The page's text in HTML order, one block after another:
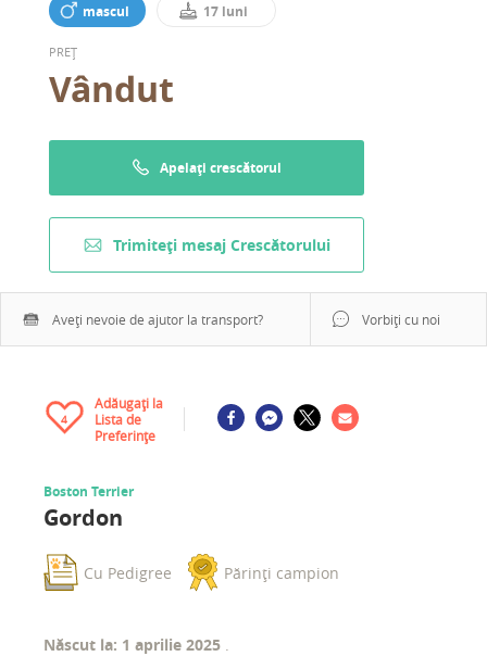
mascul 17 luni
PREȚ
Vândut
Apelați crescătorul
Trimiteți mesaj Crescătorului
Aveți nevoie de ajutor la transport? Vorbiți cu noi
4
Adăugați la
Lista de
Preferințe
Boston Terrier
Gordon
Cu Pedigree Părinți campion
Născut la: 1 aprilie 2025